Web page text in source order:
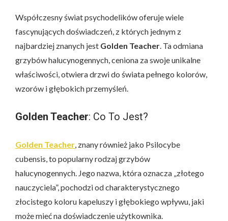
Współczesny świat psychodelików oferuje wiele
fascynujących doświadczeń, z których jednym z
najbardziej znanych jest Golden Teacher. Ta odmiana
grzybów halucynogennych, ceniona za swoje unikalne
właściwości, otwiera drzwi do świata pełnego kolorów,
wzorów i głębokich przemyśleń.
Golden Teacher: Co To Jest?
Golden Teacher, znany również jako Psilocybe
cubensis, to popularny rodzaj grzybów
halucynogennych. Jego nazwa, która oznacza „złotego
nauczyciela”, pochodzi od charakterystycznego
złocistego koloru kapeluszy i głębokiego wpływu, jaki
może mieć na doświadczenie użytkownika.